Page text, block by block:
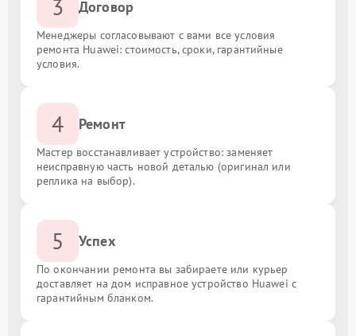
3 Договор
Менеджеры согласовывают с вами все условия
ремонта Huawei: стоимость, сроки, гарантийные
условия.
4 Ремонт
Мастер восстанавливает устройство: заменяет
неисправную часть новой деталью (оригинал или
реплика на выбор).
5 Успех
По окончании ремонта вы забираете или курьер
доставляет на дом исправное устройство Huawei с
гарантийным бланком.